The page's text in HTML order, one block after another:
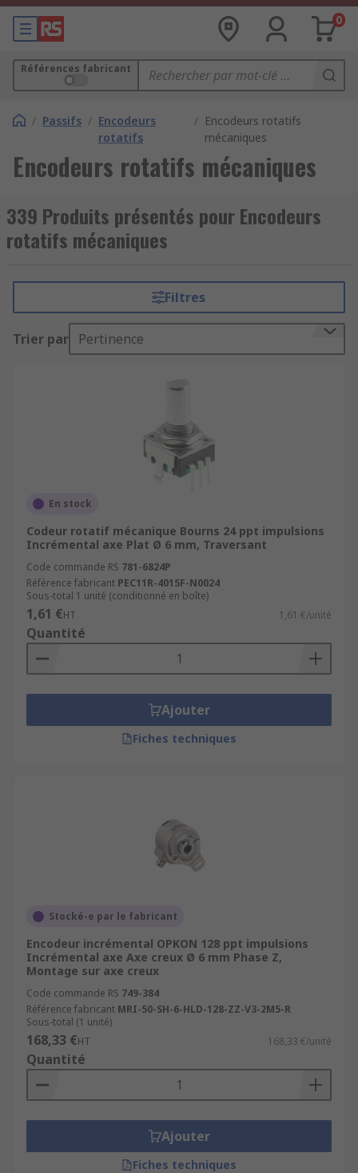
0
Références fabricant
/ Passifs / Encodeurs
rotatifs
/ Encodeurs rotatifs
mécaniques
Encodeurs rotatifs mécaniques
339 Produits présentés pour Encodeurs
rotatifs mécaniques
Filtres
Trier par Pertinence
En stock
Codeur rotatif mécanique Bourns 24 ppt impulsions
Incrémental axe Plat Ø 6 mm, Traversant
Code commande RS 781-6824P
Référence fabricant PEC11R-4015F-N0024
Sous-total 1 unité (conditionné en boîte)
1,61 €HT 1,61 €/unité
Quantité
Ajouter
Fiches techniques
Stocké-e par le fabricant
Encodeur incrémental OPKON 128 ppt impulsions
Incrémental axe Axe creux Ø 6 mm Phase Z,
Montage sur axe creux
Code commande RS 749-384
Référence fabricant MRI-50-SH-6-HLD-128-ZZ-V3-2M5-R
Sous-total (1 unité)
168,33 €HT 168,33 €/unité
Quantité
Ajouter
Fiches techniques